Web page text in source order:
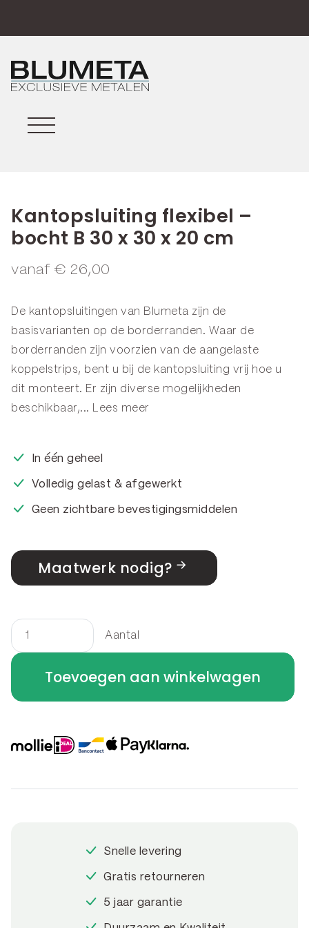
Kantopsluiting flexibel –
bocht B 30 x 30 x 20 cm
vanaf € 26,00
De kantopsluitingen van Blumeta zijn de
basisvarianten op de borderranden . Waar de
borderranden zijn voorzien van de aangelaste
koppelstrips, bent u bij de kantopsluiting vrij hoe u
dit monteert. Er zijn diverse mogelijkheden
beschikbaar,... Lees meer
In één geheel
Volledig gelast & afgewerkt
Geen zichtbare bevestigingsmiddelen
Maatwerk nodig?
Kantopsluiting
flexibel
bocht
30
Aantal
Toevoegen aan winkelwagen
Snelle levering
Gratis retourneren
5 jaar garantie